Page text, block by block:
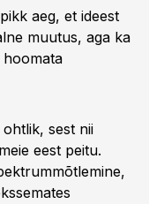
aeg, et ideest
muutus, aga ka
hoomata
sest nii
eest peitu.